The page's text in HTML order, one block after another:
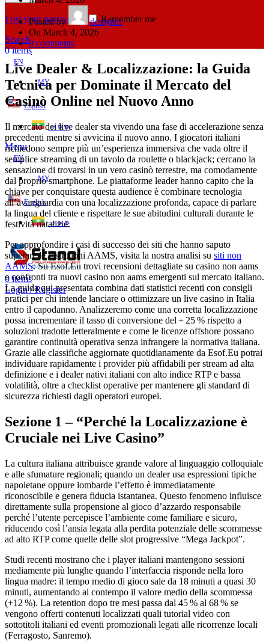
Lost your password?
Remember me
Search
0items
EN
MY
English
ဗမာစာ
Menu
EN
MY
English
ဗမာစာ
0items
Login / Register
Posted by
designer
On March 4, 2026
0 comments
Live Dealer & Localizzazione: la Guida
Tecnica per Dominate il Mercato del
Casinò Online nel Nuovo Anno
Il mercato dei live dealer sta vivendo una fase di accelerazione senza
precedenti mentre si avvicina il nuovo anno. I giocatori italiani
richiedono sempre più un’esperienza immersiva che vada oltre il
semplice streaming di un tavolo da roulette o blackjack; cercano la
sensazione di trovarsi in un vero casinò terrestre, ma comodamente
dal proprio smartphone. Le piattaforme leader hanno capito che la
chiave per conquistare questa audience è combinare tecnologia
all’avanguardia con una localizzazione profonda, capace di parlare
la lingua del cliente e rispettare le sue abitudini culturali durante le
festività natalizie.
Per approfondire i casi di successo dei siti che hanno saputo
superare le restrizioni AAMS, visita la nostra analisi su siti non
AAMS. Su Esof.Eu trovi recensioni dettagliate su casino non aams
e confronti tra nuovi casino non aams emergenti sul mercato italiano.
La guida qui presentata combina dati statistici recenti con consigli
pratici per chi intende lanciare o ottimizzare un live casino in Italia
entro il capodanno. Analizzeremo come una corretta localizzazione
possa incrementare il tasso di conversione del + 25 % rispetto a
soluzioni tradotte letteralmente e come le licenze offshore possano
garantire continuità operativa senza infrangere la normativa italiana.
Grazie alle classifiche aggiornate quotidianamente da Esof.Eu potrai
individuare rapidamente i provider più affidabili per stream ad alta
definizione e i dealer nativi italiani con alto indice RTP e bassa
volatilità, oltre a checklist operative per mantenere gli standard di
sicurezza richiesti dagli operatori europei.
Sezione 1 – “Perché la Localizzazione è
Cruciale nei Live Casino”
La cultura italiana attribuisce grande valore al linguaggio colloquiale
e alle sfumature regionali; quando un dealer usa espressioni tipiche
napoletane oppure lombarde l’effetto è immediatamente
riconoscibile e genera fiducia istantanea. Questo fenomeno influisce
direttamente sulla propensione al gioco d’azzardo responsabile
perché l’utente percepisce l’ambiente come familiare e sicuro,
riducendo così l’ansia legata alla perdita potenziale delle scommesse
ad alto RTP come quelle delle slot progressive “Mega Jackpot”.
Studi recenti mostrano che i player italiani mantengono sessioni
mediamente più lunghe quando l’interfaccia risponde nella loro
lingua madre: il tempo medio di gioco sale da 18 minuti a quasi 30
minuti, aumentando al contempo il valore medio della scommessa
(+12 %). La retention dopo tre mesi passa dal 45 % al 68 % se
vengono offerti contenuti localizzati quali tutorial video con
sottotitoli italiani ed eventi promozionali legati alle ricorrenze locali
(Ferragosto, Sanremo).